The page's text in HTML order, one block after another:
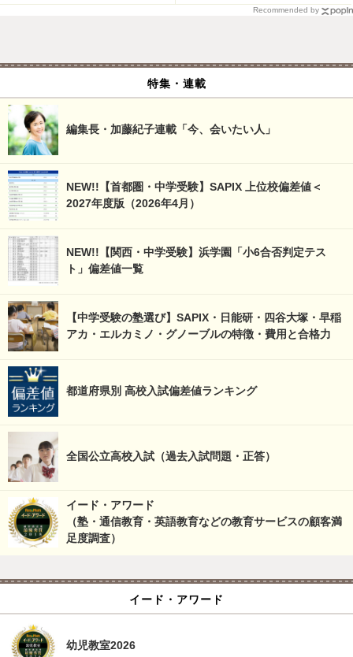
Recommended by
特集・連載
編集長・加藤紀子連載「今、会いたい人」
NEW!!【首都圏・中学受験】SAPIX 上位校偏差値＜
2027年度版（2026年4月）
NEW!!【関西・中学受験】浜学園「小6合否判定テス
ト」偏差値一覧
【中学受験の塾選び】SAPIX・日能研・四谷大塚・早稲
アカ・エルカミノ・グノーブルの特徴・費用と合格力
都道府県別 高校入試偏差値ランキング
全国公立高校入試（過去入試問題・正答）
イード・アワード
（塾・通信教育・英語教育などの教育サービスの顧客満
足度調査）
イード・アワード
幼児教室2026